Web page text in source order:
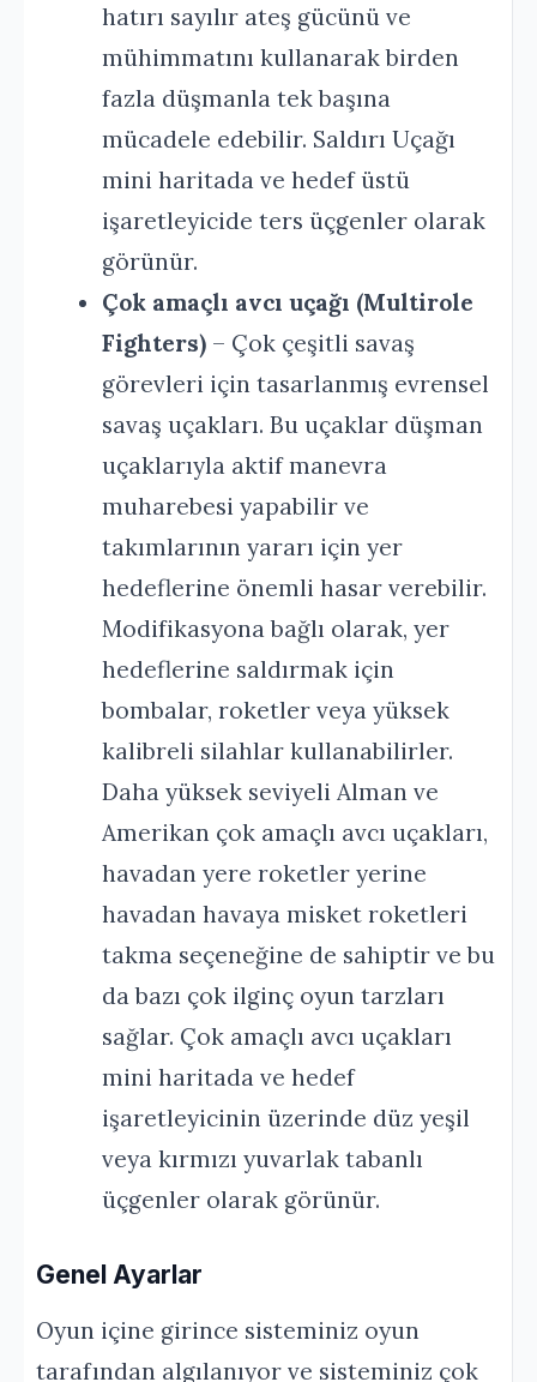
hatırı sayılır ateş gücünü ve
mühimmatını kullanarak birden
fazla düşmanla tek başına
mücadele edebilir. Saldırı Uçağı
mini haritada ve hedef üstü
işaretleyicide ters üçgenler olarak
görünür.
Çok amaçlı avcı uçağı (Multirole
Fighters) – Çok çeşitli savaş
görevleri için tasarlanmış evrensel
savaş uçakları. Bu uçaklar düşman
uçaklarıyla aktif manevra
muharebesi yapabilir ve
takımlarının yararı için yer
hedeflerine önemli hasar verebilir.
Modifikasyona bağlı olarak, yer
hedeflerine saldırmak için
bombalar, roketler veya yüksek
kalibreli silahlar kullanabilirler.
Daha yüksek seviyeli Alman ve
Amerikan çok amaçlı avcı uçakları,
havadan yere roketler yerine
havadan havaya misket roketleri
takma seçeneğine de sahiptir ve bu
da bazı çok ilginç oyun tarzları
sağlar. Çok amaçlı avcı uçakları
mini haritada ve hedef
işaretleyicinin üzerinde düz yeşil
veya kırmızı yuvarlak tabanlı
üçgenler olarak görünür.
Genel Ayarlar
Oyun içine girince sisteminiz oyun
tarafından algılanıyor ve sisteminiz çok